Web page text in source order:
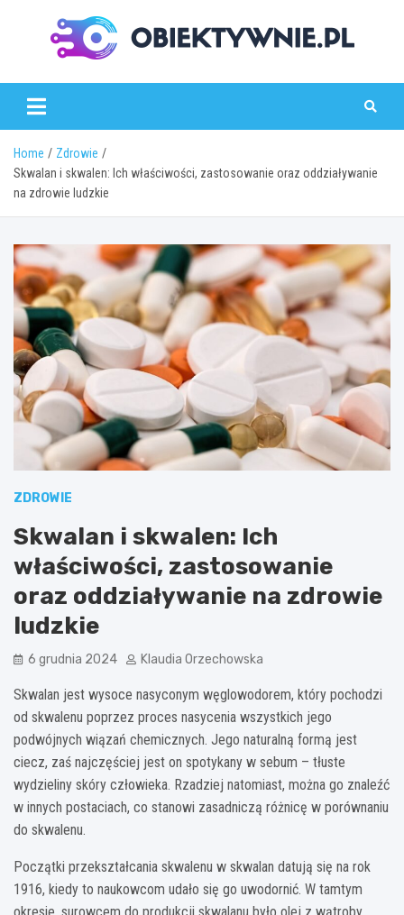
obiektywnie.pl
Home
Zdrowie
Skwalan i skwalen: Ich właściwości, zastosowanie oraz oddziaływanie
na zdrowie ludzkie
ZDROWIE
Skwalan i skwalen: Ich
właściwości, zastosowanie
oraz oddziaływanie na zdrowie
ludzkie
6 grudnia 2024 Klaudia Orzechowska
Skwalan jest wysoce nasyconym węglowodorem, który pochodzi
od skwalenu poprzez proces nasycenia wszystkich jego
podwójnych wiązań chemicznych. Jego naturalną formą jest
ciecz, zaś najczęściej jest on spotykany w sebum – tłuste
wydzieliny skóry człowieka. Rzadziej natomiast, można go znaleźć
w innych postaciach, co stanowi zasadniczą różnicę w porównaniu
do skwalenu.
Początki przekształcania skwalenu w skwalan datują się na rok
1916, kiedy to naukowcom udało się go uwodornić. W tamtym